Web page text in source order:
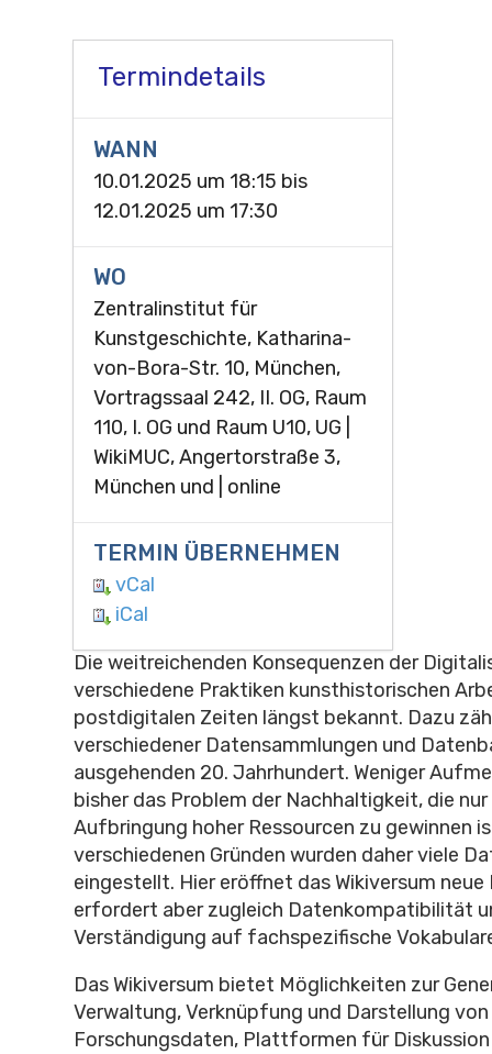
Termindetails
WANN
10.01.2025 um 18:15 bis
12.01.2025 um 17:30
WO
Zentralinstitut für
Kunstgeschichte, Katharina-
von-Bora-Str. 10, München,
Vortragssaal 242, II. OG, Raum
110, I. OG und Raum U10, UG |
WikiMUC, Angertorstraße 3,
München und | online
TERMIN ÜBERNEHMEN
vCal
iCal
Die weitreichenden Konsequenzen der
verschiedene Praktiken kunsthistorischen
postdigitalen Zeiten längst bekannt. Dazu
verschiedener Datensammlungen und
ausgehenden 20. Jahrhundert. Weniger
bisher das Problem der Nachhaltigkeit, die
Aufbringung hoher Ressourcen zu gewinnen
verschiedenen Gründen wurden daher viele
eingestellt. Hier eröffnet das Wikiversum
erfordert aber zugleich Datenkompatibilität
Verständigung auf fachspezifische
Das Wikiversum bietet Möglichkeiten zur
Verwaltung, Verknüpfung und Darstellung von
Forschungsdaten, Plattformen für